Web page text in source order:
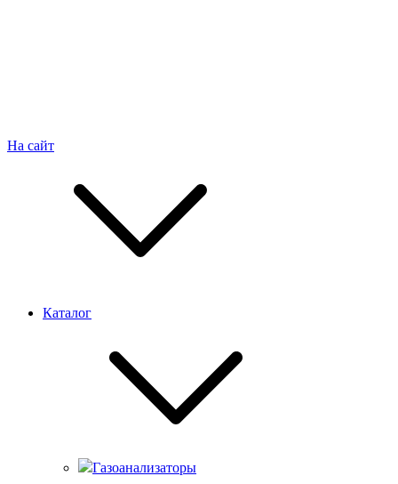
На сайт
Каталог
Газоанализаторы